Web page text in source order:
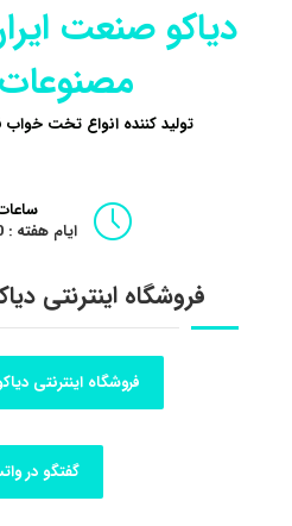
دیاکو صنعت
تولید کننده انواع تخت
ایام هفته : 8:00 - 18:00
فروشگاه اینترنتی
فروشگاه اینترنتی
گفتگو در